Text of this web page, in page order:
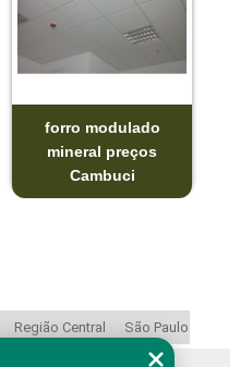
forro modulado
mineral preços
Cambuci
Região Central São Paulo